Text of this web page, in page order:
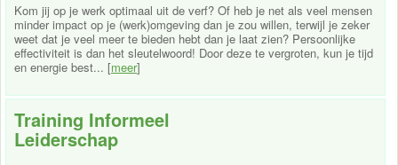
Kom jij op je werk optimaal uit de verf? Of heb je net als veel mensen
minder impact op je (werk)omgeving dan je zou willen, terwijl je zeker
weet dat je veel meer te bieden hebt dan je laat zien? Persoonlijke
effectiviteit is dan het sleutelwoord! Door deze te vergroten, kun je tijd
en energie best... [meer]
Training Informeel
Leiderschap